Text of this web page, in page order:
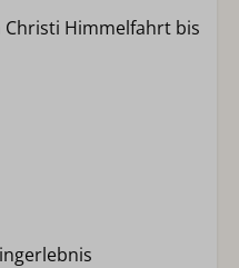
Christi Himmelfahrt bis